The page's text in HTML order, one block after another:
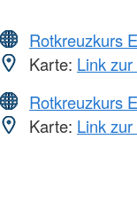
Rotkreuzkurs
Karte: Link
Rotkreuzkurs
Karte: Link